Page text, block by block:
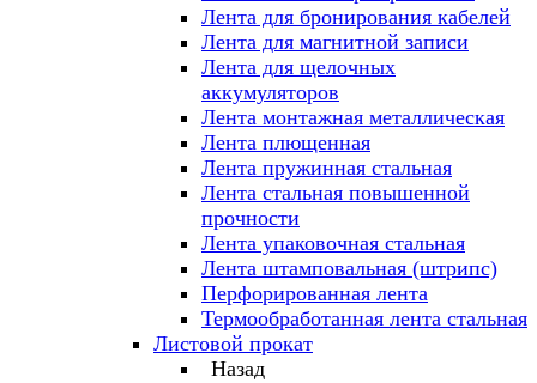
Лента для бронирования кабелей
Лента для магнитной записи
Лента для щелочных
аккумуляторов
Лента монтажная металлическая
Лента плющенная
Лента пружинная стальная
Лента стальная повышенной
прочности
Лента упаковочная стальная
Лента штамповальная (штрипс)
Перфорированная лента
Термообработанная лента стальная
Листовой прокат
Назад